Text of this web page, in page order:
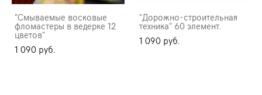
"Смываемые восковые
фломастеры в ведерке 12
цветов"
1 090 pуб.
"Дорожно-строительная
техника" 60 элемент.
1 090 pуб.